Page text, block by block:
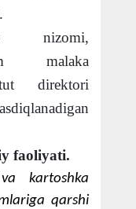
nizomi,
malaka
direktori
faoliyati.
kartoshka
qarshi